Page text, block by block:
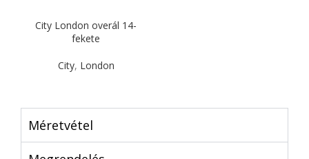
City London overál 14-
fekete
City, London
Méretvétel